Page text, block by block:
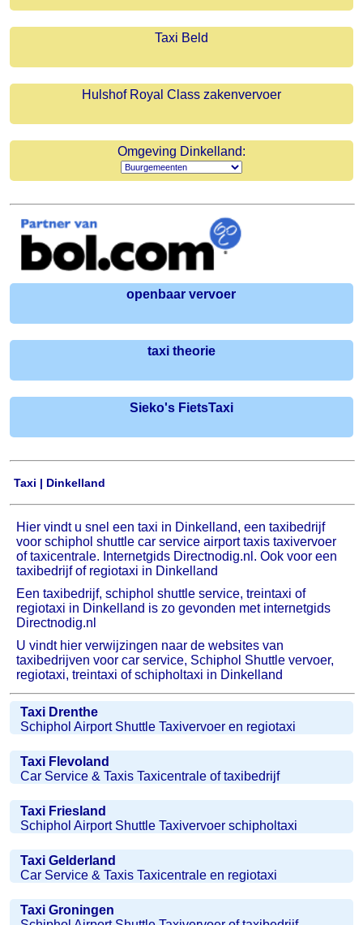
Taxi Beld
Hulshof Royal Class zakenvervoer
Omgeving Dinkelland:
openbaar vervoer
taxi theorie
Sieko's FietsTaxi
Taxi | Dinkelland
Hier vindt u snel een taxi in Dinkelland, een taxibedrijf
voor schiphol shuttle car service airport taxis taxivervoer
of taxicentrale. Internetgids Directnodig.nl. Ook voor een
taxibedrijf of regiotaxi in Dinkelland
Een taxibedrijf, schiphol shuttle service, treintaxi of
regiotaxi in Dinkelland is zo gevonden met internetgids
Directnodig.nl
U vindt hier verwijzingen naar de websites van
taxibedrijven voor car service, Schiphol Shuttle vervoer,
regiotaxi, treintaxi of schipholtaxi in Dinkelland
Taxi Drenthe
Schiphol Airport Shuttle Taxivervoer en regiotaxi
Taxi Flevoland
Car Service & Taxis Taxicentrale of taxibedrijf
Taxi Friesland
Schiphol Airport Shuttle Taxivervoer schipholtaxi
Taxi Gelderland
Car Service & Taxis Taxicentrale en regiotaxi
Taxi Groningen